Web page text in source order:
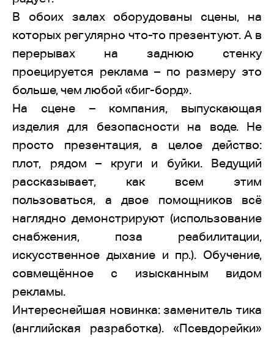
В обоих залах оборудованы сцены, на
которых регулярно что-то презентуют. А в
перерывах на заднюю стенку
проецируется реклама – по размеру это
больше, чем любой «биг-борд».
На сцене – компания, выпускающая
изделия для безопасности на воде. Не
просто презентация, а целое действо:
плот, рядом – круги и буйки. Ведущий
рассказывает, как всем этим
пользоваться, а двое помощников всё
наглядно демонстрируют (использование
снабжения, поза реабилитации,
искусственное дыхание и пр.). Обучение,
совмещённое с изысканным видом
рекламы.
Интереснейшая новинка: заменитель тика
(английская разработка). «Псевдорейки»